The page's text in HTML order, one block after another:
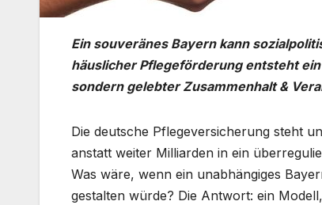
Ein souveränes Bayern kann
häuslicher Pflegeförderung entsteht
sondern gelebter Zusammenhalt &
Die deutsche Pflegeversicherung steht
anstatt weiter Milliarden in ein
Was wäre, wenn ein unabhängiges
gestalten würde? Die Antwort: ein